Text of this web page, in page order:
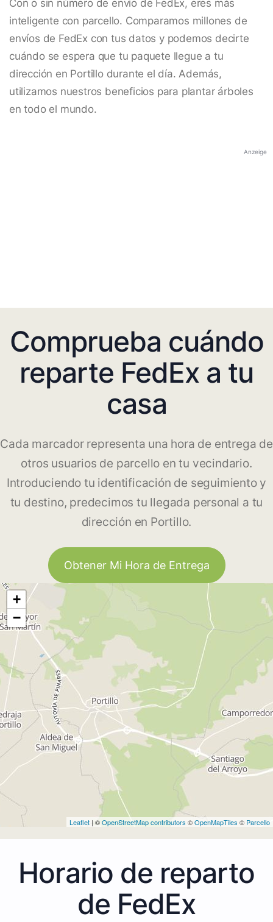
Con o sin número de envío de FedEx, eres más
inteligente con parcello. Comparamos millones de
envíos de FedEx con tus datos y podemos decirte
cuándo se espera que tu paquete llegue a tu
dirección en Portillo durante el día. Además,
utilizamos nuestros beneficios para plantar árboles
en todo el mundo.
Anzeige
Comprueba cuándo
reparte FedEx a tu
casa
Cada marcador representa una hora de entrega de
otros usuarios de parcello en tu vecindario.
Introduciendo tu identificación de seguimiento y
tu destino, predecimos tu llegada personal a tu
dirección en Portillo.
Obtener Mi Hora de Entrega
+
−
Leaflet | ©OpenStreetMap contributors ©OpenMapTiles © Parcello
Horario de reparto
de FedEx